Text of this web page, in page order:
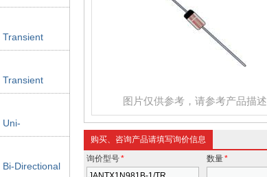
Transient
Transient
Uni-
Bi-Directional
图片仅供参考，请参考产品描述
购买、咨询产品请填写询价信息
询价型号* 数量*